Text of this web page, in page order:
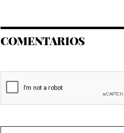
COMENTARIOS